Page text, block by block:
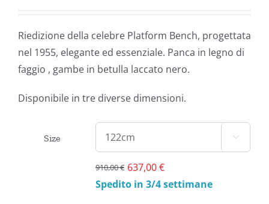
da
637,00 €
a
Riedizione della celebre Platform Bench, progettata
nel 1955, elegante ed essenziale. Panca in legno di
faggio , gambe in betulla laccato nero.
Disponibile in tre diverse dimensioni.
Size 
910,00€
Il
prezzo
637,00€
Il
prezzo
Spedito in 3/4 settimane